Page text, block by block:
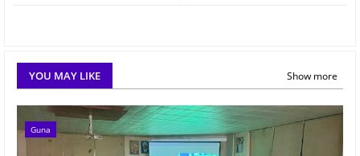
YOU MAY LIKE Show more
Guna